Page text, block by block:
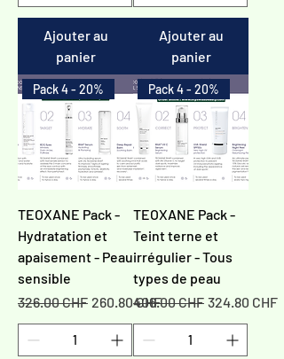
Ajouter au
panier
Ajouter au
panier
Pack 4 - 20%
TEOXANE Pack -
Hydratation et
apaisement - Peau
sensible
Prix original
326.00 CHF Prix promotionnel
260.80 CHF
Pack 4 - 20%
TEOXANE Pack -
Teint terne et
irrégulier - Tous
types de peau
Prix original
406.00 CHF Prix
324.80 CHF